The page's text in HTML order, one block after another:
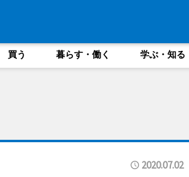
買う 暮らす・働く 学ぶ・知る
2020.07.02